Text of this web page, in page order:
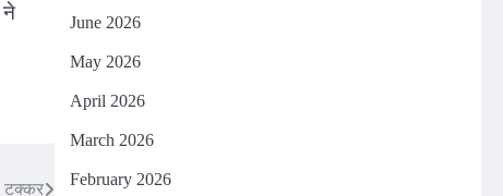
ने
टक्कर
June 2026
May 2026
April 2026
March 2026
February 2026